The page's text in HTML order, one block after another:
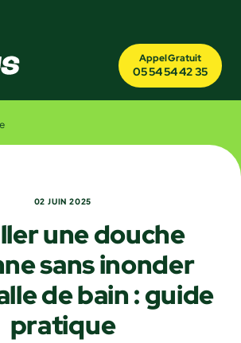
Appel Gratuit
05 54 54 42 35
02 JUIN 2025
une douche
sans inonder
de bain : guide
pratique